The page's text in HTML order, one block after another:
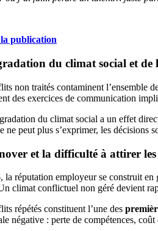
publication
du climat social et de
non traités contaminent l’ensemble
des exercices de communication
du climat social a un effet
ne peut plus s’exprimer, les décisions
et la difficulté à attirer les
la réputation employeur se construit en
climat conflictuel non géré devient
répétés constituent l’une des
négative : perte de compétences,